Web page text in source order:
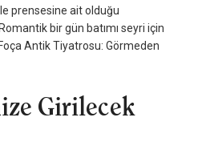
prensesine ait olduğu
bir gün batımı seyri için
Antik Tiyatrosu: Görmeden
Girilecek